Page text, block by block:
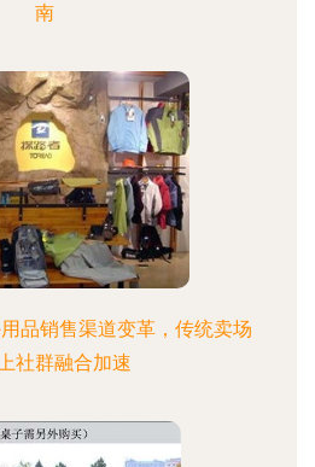
南
品销售渠道变革，传统卖场
社群融合加速